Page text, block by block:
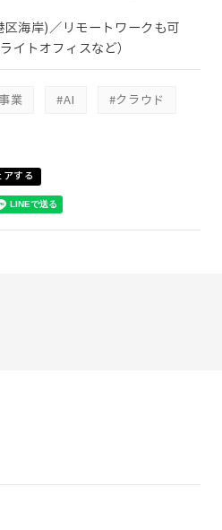
区海岸)／リモートワークも可
イトオフィスなど）
業 #AI #クラウド
アする